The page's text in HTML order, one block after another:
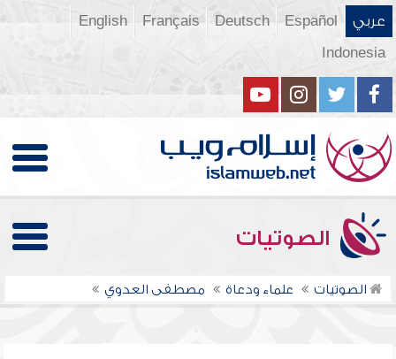
عربي Español
Deutsch
Français
English
Indonesia
الصوتيات
الصوتيات علماء ودعاة مصطفى العدوي